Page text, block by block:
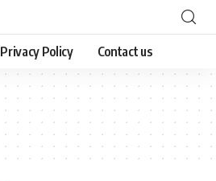
Privacy Policy Contact us